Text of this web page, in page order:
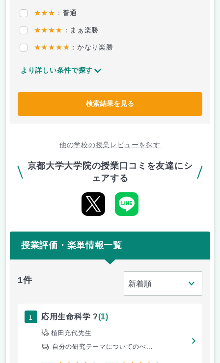
★★★ ：普通
★★★★ ：まぁ楽勝
★★★★★ ：かなり楽勝
より詳しい条件で探す
検索結果を見る
他の学校の授業レビューを探す
京都大学大学院の授業口コミを友達にシ
ェアする
授業評価・楽単情報一覧
1件
1 応用生命科学 ?(1)
植田充代先生
自分の研究テーマについてのべ...